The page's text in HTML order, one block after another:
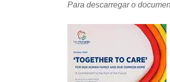
Para descarregar o